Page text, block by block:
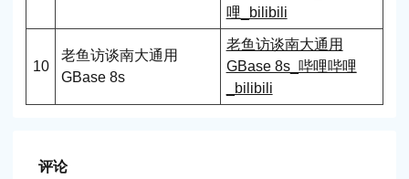
哩_bilibili
10
老鱼访谈南大通用
GBase 8s
老鱼访谈南大通用
GBase 8s_哔哩哔哩
_bilibili
评论